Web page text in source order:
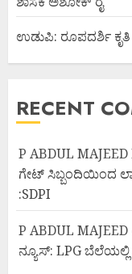
ಉಡುಪಿ: ರೂಪದರ್ಶಿ ಕೃತಿ
RECENT
P ABDUL MAJEED
ಗೇಟ್ ಸಿಬ್ಬಂದಿಯಿಂದ
:SDPI
P ABDUL MAJEED
ನ್ಯೂಸ್: LPG ಬೆಲೆಯಲ್ಲಿ